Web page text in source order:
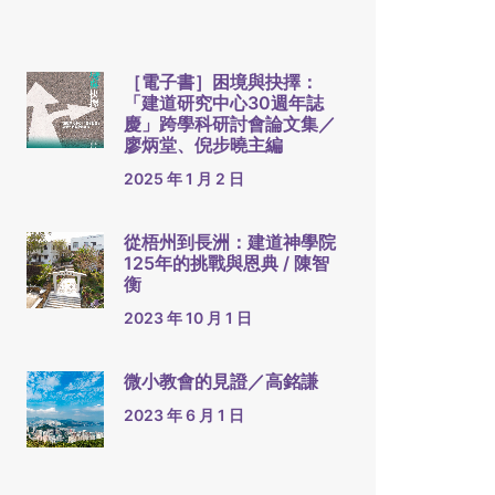
［電子書］困境與抉擇：
「建道研究中心30週年誌
慶」跨學科研討會論文集／
廖炳堂、倪步曉主編
2025 年 1 月 2 日
從梧州到長洲：建道神學院
125年的挑戰與恩典 / 陳智
衡
2023 年 10 月 1 日
微小教會的見證／高銘謙
2023 年 6 月 1 日